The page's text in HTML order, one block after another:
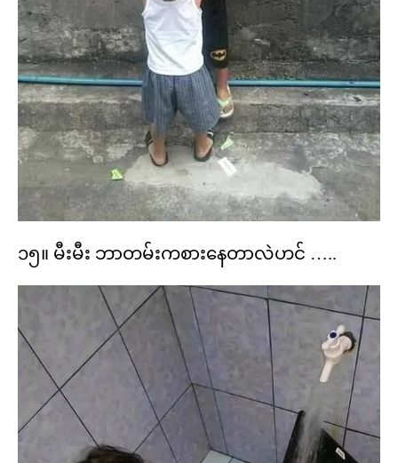
၁၅။ မီးမီး ဘာတမ်းကစားနေတာလဲဟင် …..